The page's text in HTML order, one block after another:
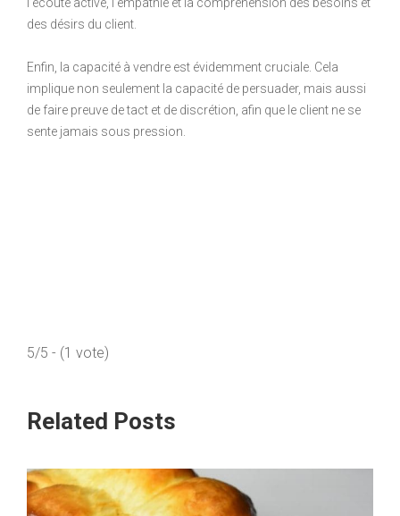
l’écoute active, l’empathie et la compréhension des besoins et
des désirs du client.
Enfin, la capacité à vendre est évidemment cruciale. Cela
implique non seulement la capacité de persuader, mais aussi
de faire preuve de tact et de discrétion, afin que le client ne se
sente jamais sous pression.
5/5 - (1 vote)
Related Posts